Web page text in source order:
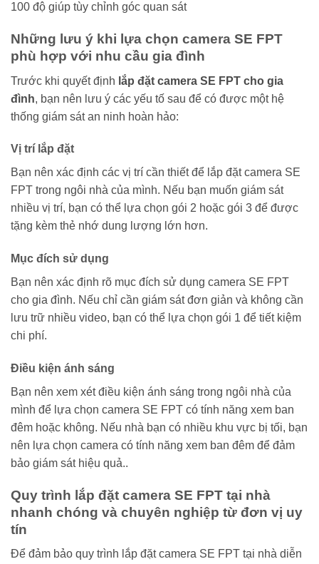
100 độ giúp tùy chỉnh góc quan sát
Những lưu ý khi lựa chọn camera SE FPT
phù hợp với nhu cầu gia đình
Trước khi quyết định lắp đặt camera SE FPT cho gia
đình, bạn nên lưu ý các yếu tố sau để có được một hệ
thống giám sát an ninh hoàn hảo:
Vị trí lắp đặt
Bạn nên xác định các vị trí cần thiết để lắp đặt camera SE
FPT trong ngôi nhà của mình. Nếu bạn muốn giám sát
nhiều vị trí, bạn có thể lựa chọn gói 2 hoặc gói 3 để được
tặng kèm thẻ nhớ dung lượng lớn hơn.
Mục đích sử dụng
Bạn nên xác định rõ mục đích sử dụng camera SE FPT
cho gia đình. Nếu chỉ cần giám sát đơn giản và không cần
lưu trữ nhiều video, bạn có thể lựa chọn gói 1 để tiết kiệm
chi phí.
Điều kiện ánh sáng
Bạn nên xem xét điều kiện ánh sáng trong ngôi nhà của
mình để lựa chọn camera SE FPT có tính năng xem ban
đêm hoặc không. Nếu nhà bạn có nhiều khu vực bị tối, bạn
nên lựa chọn camera có tính năng xem ban đêm để đảm
bảo giám sát hiệu quả..
Quy trình lắp đặt camera SE FPT tại nhà
nhanh chóng và chuyên nghiệp từ đơn vị uy
tín
Để đảm bảo quy trình lắp đặt camera SE FPT tại nhà diễn